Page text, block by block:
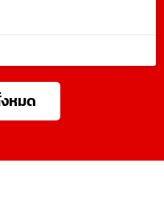
หมด